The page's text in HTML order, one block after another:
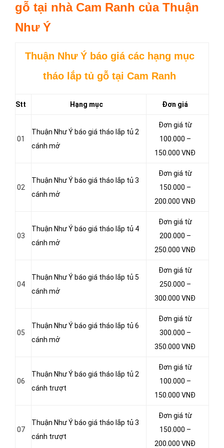
gỗ tại nhà Cam Ranh của Thuận
Như Ý
Thuận Như Ý báo giá các hạng mục
tháo lắp tủ gỗ tại Cam Ranh
Stt Hạng mục Đơn giá
01
Thuận Như Ý báo giá tháo lắp tủ 2
cánh mở
Đơn giá từ
100.000 –
150.000 VNĐ
02
Thuận Như Ý báo giá tháo lắp tủ 3
cánh mở
Đơn giá từ
150.000 –
200.000 VNĐ
03
Thuận Như Ý báo giá tháo lắp tủ 4
cánh mở
Đơn giá từ
200.000 –
250.000 VNĐ
04
Thuận Như Ý báo giá tháo lắp tủ 5
cánh mở
Đơn giá từ
250.000 –
300.000 VNĐ
05
Thuận Như Ý báo giá tháo lắp tủ 6
cánh mở
Đơn giá từ
300.000 –
350.000 VNĐ
06
Thuận Như Ý báo giá tháo lắp tủ 2
cánh trượt
Đơn giá từ
100.000 –
150.000 VNĐ
07
Thuận Như Ý báo giá tháo lắp tủ 3
cánh trượt
Đơn giá từ
150.000 –
200.000 VNĐ